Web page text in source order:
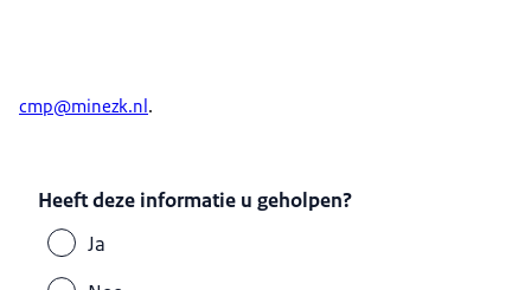
cmp@minezk.nl.
Heeft deze informatie u geholpen?
Ja